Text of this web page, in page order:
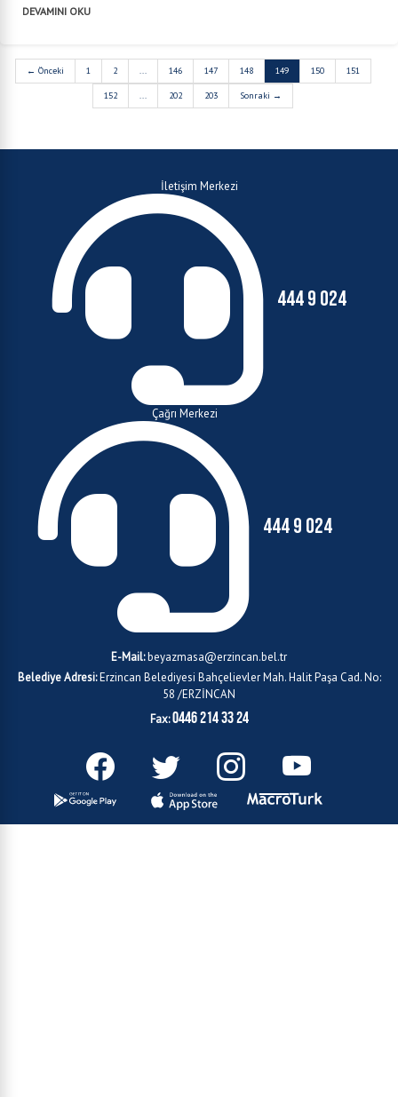
DEVAMINI OKU
← Önceki 1 2 ... 146 147 148 149 150 151
152 ... 202 203 Sonraki →
İletişim Merkezi
444 9 024
Çağrı Merkezi
444 9 024
E-Mail:beyazmasa@erzincan.bel.tr
Belediye Adresi:Erzincan Belediyesi Bahçelievler Mah. Halit Paşa Cad. No:
58 /ERZİNCAN
Fax:0446 214 33 24